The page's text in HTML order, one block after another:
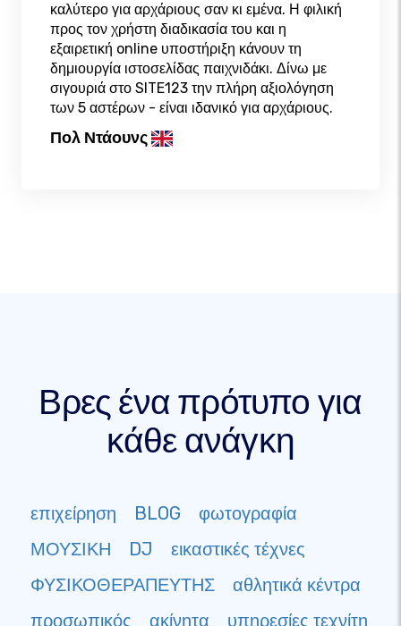
καλύτερο για αρχάριους σαν κι εμένα. Η φιλική
προς τον χρήστη διαδικασία του και η
εξαιρετική online υποστήριξη κάνουν τη
δημιουργία ιστοσελίδας παιχνιδάκι. Δίνω με
σιγουριά στο SITE123 την πλήρη αξιολόγηση
των 5 αστέρων - είναι ιδανικό για αρχάριους.
Πολ Ντάουνς
Βρες ένα πρότυπο για
κάθε ανάγκη
επιχείρηση BLOG
φωτογραφία
ΜΟΥΣΙΚΗ
DJ
εικαστικές τέχνες
ΦΥΣΙΚΟΘΕΡΑΠΕΥΤΗΣ
αθλητικά κέντρα
προσωπικός
ακίνητα
υπηρεσίες τεχνίτη